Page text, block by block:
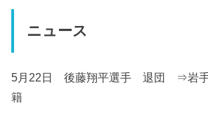
ニュース
5月22日 後藤翔平選手 退団 ⇒岩手
籍